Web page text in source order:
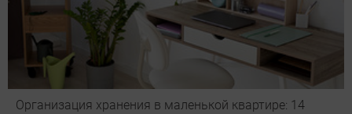
Организация хранения в маленькой квартире: 14